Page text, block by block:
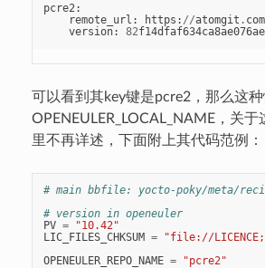
pcre2:
remote_url : https : //atomgit . com
version: 82
可以看到其key键是pcre2，那么这
OPENEULER_LOCAL_NAME，关
里不再详述，下面附上其代码范例：
# main bbfile: yocto-poky/meta/
# version in openeuler
PV =
"10.42"
LIC_FILES_CHKSUM =
"file://
OPENEULER_REPO_NAME = "pcre2"